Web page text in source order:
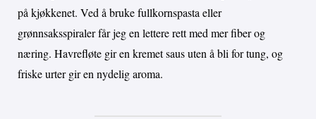
på kjøkkenet. Ved å bruke fullkornspasta eller
grønnsaksspiraler får jeg en lettere rett med mer fiber og
næring. Havrefløte gir en kremet saus uten å bli for tung, og
friske urter gir en nydelig aroma.